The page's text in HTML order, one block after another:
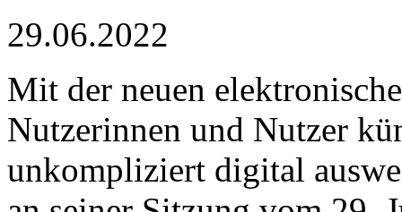
29.06.2022
Mit der neuen
Nutzerinnen und Nutzer
unkompliziert digital